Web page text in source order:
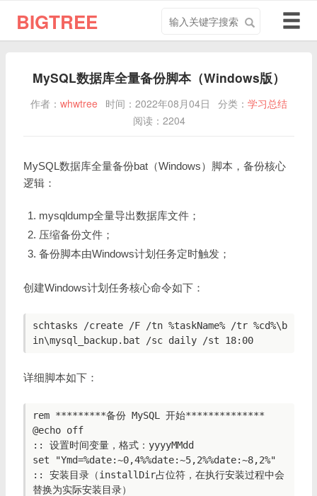
BIGTREE
关
字
导
航
切
MySQL数据库全量备份脚本（Windows版）
作者： whwtree 时间：2022年08月04日 分类： 学习总结
阅读：2204
MySQL数据库全量备份bat（Windows）脚本，备份核心
逻辑：
mysqldump全量导出数据库文件；
压缩备份文件；
备份脚本由Windows计划任务定时触发；
创建Windows计划任务核心命令如下：
schtasks /create /F /tn %taskName% /tr %cd%\b
详细脚本如下：
rem *********备份 MySQL 开始**************
@echo off
:: 设置时间变量，格式：yyyyMMdd
set "Ymd=%date:~0,4%%date:~5,2%%date:~8,2%"
:: 安装目录（installDir占位符，在执行安装过程中会
替换为实际安装目录）